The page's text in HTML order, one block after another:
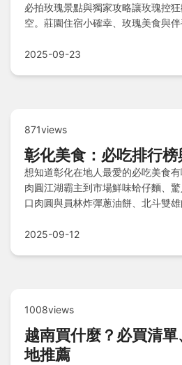
必拍玫瑰景點與獨家攻略讓玫瑰控
空。莊園住宿小確幸、玫瑰美食與
2025-09-23
871views
彰化美食：必吃排行
想知道彰化在地人最愛的必吃美食
肉圓江湖霸主到市場鮮味蛤仔麵、
口肉圓與員林炸彈蔥油餅、北斗雙
得，並附上Q&A快問快答，帶你一次
2025-09-12
1008views
越南買什麼？必買清
地推薦